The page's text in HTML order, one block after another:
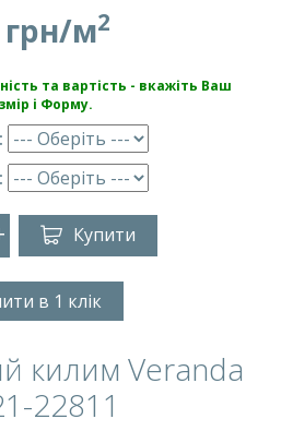
грн/м2
та вартість - вкажіть Ваш
і Форму.
Купити
в 1 клік
килим Veranda
22811